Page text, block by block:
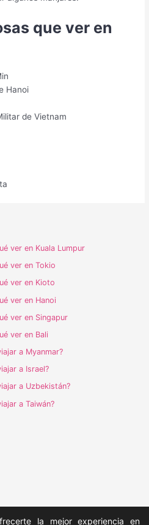
que ver en
Hanoi
de Vietnam
ver en Kuala Lumpur
ver en Tokio
ver en Kioto
ver en Hanoi
ver en Singapur
ver en Bali
a Myanmar?
a Israel?
a Uzbekistán?
a Taiwán?
la mejor experiencia en